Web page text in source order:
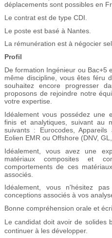
déplacements sont possibles en
Le contrat est de type CDI.
Le poste est basé à Nantes.
La rémunération est à négocier
Profil
De formation Ingénieur ou Bac+5
même discipline, vous êtes féru
souhaitez encore progresser
proposons de rejoindre notre
votre expertise.
Idéalement vous possédez une
finis et analytiques, suivant au
suivants : Eurocodes, Appareils
Eolien EMR ou Offshore (DNV,
Idéalement, vous avez une
matériaux composites et
comportements de ces
associés.
Idéalement, vous n'hésitez
conceptions associés à vos
Bonne compréhension orale et
Le candidat doit avoir de solides
continuer à les développer.